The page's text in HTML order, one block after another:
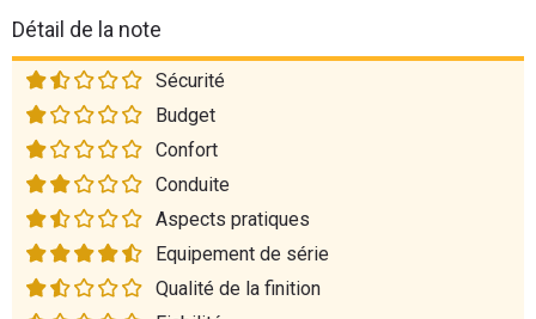
Détail de la note
Sécurité
Budget
Confort
Conduite
Aspects pratiques
Equipement de série
Qualité de la finition